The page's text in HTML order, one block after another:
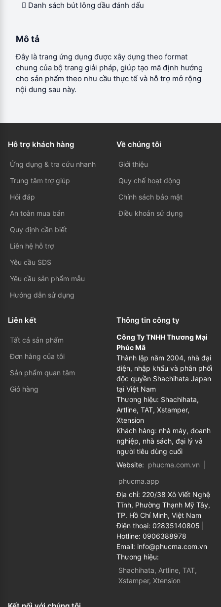
 Danh sách bút lông dầu đánh dấu
Mô tả
Đây là trang ứng dụng được xây dựng theo format
chung của bộ trang giải pháp, giúp tạo mã định hướng
cho sản phẩm theo nhu cầu thực tế và hỗ trợ mở rộng
nội dung sau này.
Hỗ trợ khách hàng
Ứng dụng & tra cứu nhanh
Trung tâm trợ giúp
Hỏi đáp
An toàn mua bán
Quy định cần biết
Liên hệ hỗ trợ
Yêu cầu SDS
Yêu cầu sản phẩm mẫu
Hướng dẫn sử dụng
Về chúng tôi
Giới thiệu
Quy chế hoạt động
Chính sách bảo mật
Điều khoản sử dụng
Liên kết
Tất cả sản phẩm
Đơn hàng của tôi
Sản phẩm quan tâm
Giỏ hàng
Thông tin công ty
Công Ty TNHH Thương Mại
Phúc Mã
Thành lập năm 2004, nhà đại
diện, nhập khẩu và phân phối
độc quyền Shachihata Japan
tại Việt Nam
Thương hiệu: Shachihata,
Artline, TAT, Xstamper,
Xtension
Khách hàng: nhà máy, doanh
nghiệp, nhà sách, đại lý và
người tiêu dùng cuối
Website: phucma.com.vn
phucma.app
Địa chỉ: 220/38 Xô Viết Nghệ
Tĩnh, Phường Thạnh Mỹ Tây,
TP. Hồ Chí Minh, Việt Nam
Điện thoại: 02835140805
Hotline: 0906388978
Email: info@phucma.com.vn
Thương hiệu:
Shachihata, Artline, TAT,
Xstamper, Xtension